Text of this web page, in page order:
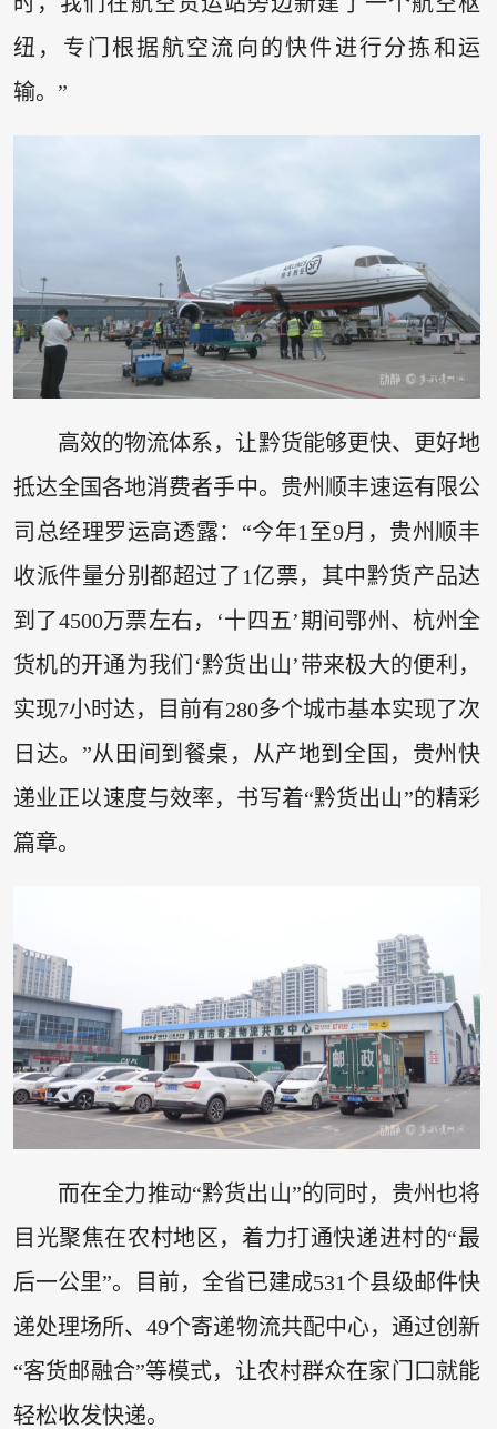
纽，专门根据航空流向的快件进行分拣和运
输。”
高效的物流体系，让黔货能够更快、更好地
抵达全国各地消费者手中。贵州顺丰速运有限公
司总经理罗运高透露：“今年1至9月，贵州顺丰
收派件量分别都超过了1亿票，其中黔货产品达
到了4500万票左右，‘十四五’期间鄂州、杭州全
货机的开通为我们‘黔货出山’带来极大的便利，
实现7小时达，目前有280多个城市基本实现了次
日达。”从田间到餐桌，从产地到全国，贵州快
递业正以速度与效率，书写着“黔货出山”的精彩
篇章。
而在全力推动“黔货出山”的同时，贵州也将
目光聚焦在农村地区，着力打通快递进村的“最
后一公里”。目前，全省已建成531个县级邮件快
递处理场所、49个寄递物流共配中心，通过创新
“客货邮融合”等模式，让农村群众在家门口就能
轻松收发快递。